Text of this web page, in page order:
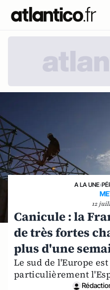
A LA UNE›
12
Canicule : la
de très fortes
plus d'une
Le sud de l'Europe
particulièrement